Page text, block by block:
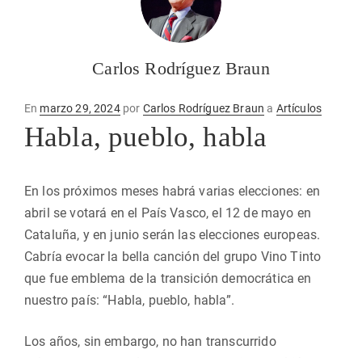
Carlos Rodríguez Braun
En Publicado
en
marzo 29, 2024por Carlos Rodríguez Braun a Artículos
Habla, pueblo, habla
En los próximos meses habrá varias elecciones: en
abril se votará en el País Vasco, el 12 de mayo en
Cataluña, y en junio serán las elecciones europeas.
Cabría evocar la bella canción del grupo Vino Tinto
que fue emblema de la transición democrática en
nuestro país: “Habla, pueblo, habla”.
Los años, sin embargo, no han transcurrido